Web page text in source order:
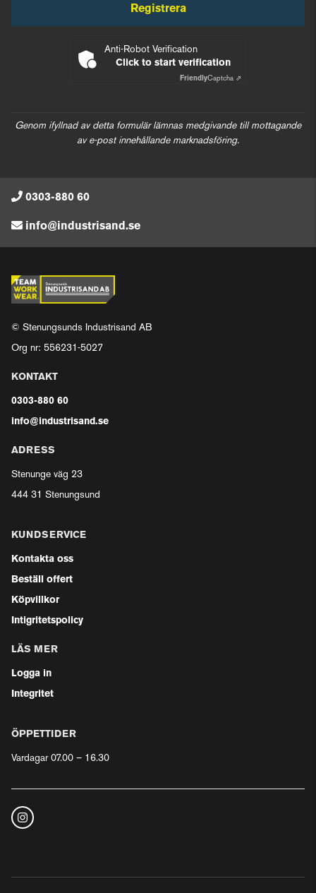
Registrera
Anti-Robot Verification
Click to start verification
FriendlyCaptcha ⇗
Genom ifyllnad av detta formulär lämnas medgivande till mottagande
av e-post innehållande marknadsföring.
0303-880 60
info@industrisand.se
© Stenungsunds Industrisand AB
Org nr: 556231-5027
KONTAKT
0303-880 60
info@industrisand.se
ADRESS
Stenunge väg 23
444 31 Stenungsund
KUNDSERVICE
Kontakta oss
Beställ offert
Köpvillkor
Intigritetspolicy
LÄS MER
Logga in
Integritet
ÖPPETTIDER
Vardagar 07.00 – 16.30